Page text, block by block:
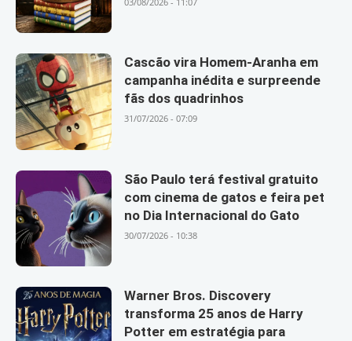
Cascão vira Homem-Aranha em
campanha inédita e surpreende
fãs dos quadrinhos
31/07/2026 - 07:09
São Paulo terá festival gratuito
com cinema de gatos e feira pet
no Dia Internacional do Gato
30/07/2026 - 10:38
Warner Bros. Discovery
transforma 25 anos de Harry
Potter em estratégia para